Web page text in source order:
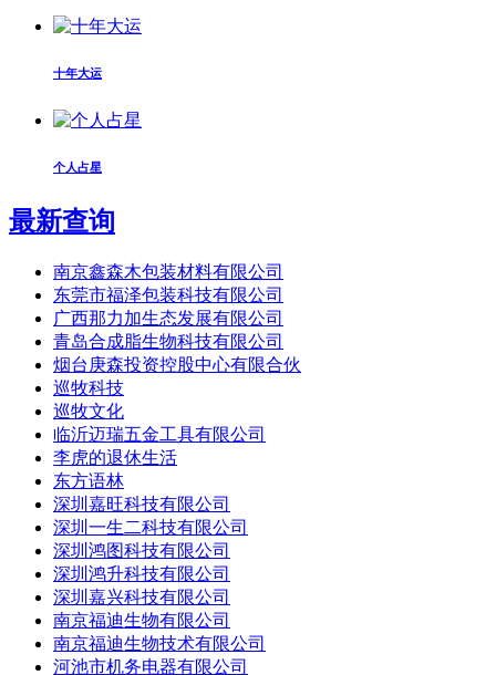
十年大运
个人占星
最新查询
南京鑫森木包装材料有限公司
东莞市福泽包装科技有限公司
广西那力加生态发展有限公司
青岛合成脂生物科技有限公司
烟台庚森投资控股中心有限合伙
巡牧科技
巡牧文化
临沂迈瑞五金工具有限公司
李虎的退休生活
东方语林
深圳嘉旺科技有限公司
深圳一生二科技有限公司
深圳鸿图科技有限公司
深圳鸿升科技有限公司
深圳嘉兴科技有限公司
南京福迪生物有限公司
南京福迪生物技术有限公司
河池市机务电器有限公司